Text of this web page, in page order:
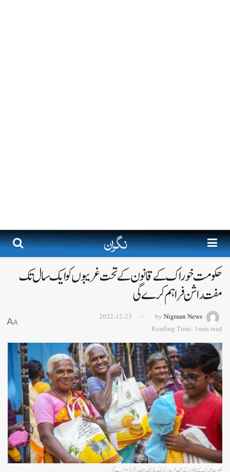
حکومت خوراک کے قانون کے تحت غریبوں کو ایک سال تک
مفت راشن فراہم کرے گی
by Nigraan News
2022-12-23
Reading Time: 1min read
A
A